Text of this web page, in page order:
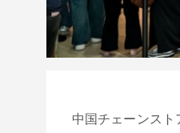
中国チェーンスト